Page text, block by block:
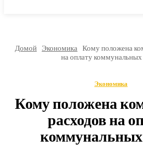
Домой Экономика Кому положена
на оплату коммунальных
Экономика
Кому положена
расходов на
коммунальных